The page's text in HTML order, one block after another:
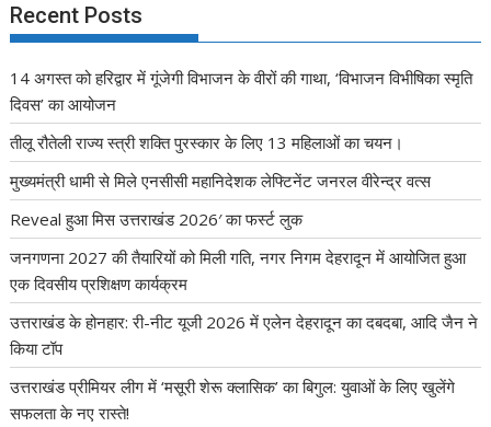
Recent Posts
14 अगस्त को हरिद्वार में गूंजेगी विभाजन के वीरों की गाथा, ‘विभाजन विभीषिका स्मृति
दिवस’ का आयोजन
तीलू रौतेली राज्य स्त्री शक्ति पुरस्कार के लिए 13 महिलाओं का चयन।
मुख्यमंत्री धामी से मिले एनसीसी महानिदेशक लेफ्टिनेंट जनरल वीरेन्द्र वत्स
Reveal हुआ मिस उत्तराखंड 2026′ का फर्स्ट लुक
जनगणना 2027 की तैयारियों को मिली गति, नगर निगम देहरादून में आयोजित हुआ
एक दिवसीय प्रशिक्षण कार्यक्रम
उत्तराखंड के होनहार: री-नीट यूजी 2026 में एलेन देहरादून का दबदबा, आदि जैन ने
किया टॉप
उत्तराखंड प्रीमियर लीग में ‘मसूरी शेरू क्लासिक’ का बिगुल: युवाओं के लिए खुलेंगे
सफलता के नए रास्ते!